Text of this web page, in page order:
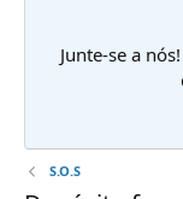
Junte-se a
S.O.S